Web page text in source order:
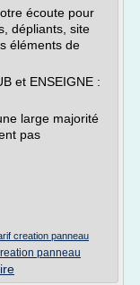
écoute pour
dépliants, site
éléments de
et ENSEIGNE :
large majorité
pas
creation panneau
panneau